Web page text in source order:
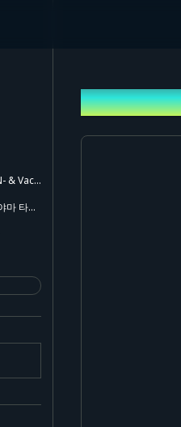
Vack-ON!! -2026 AUTUMN- & Vack-ON!! -Blink side-
완타마 페스☆ ~두근! 이누야마 타마키와 유쾌한 동료들!! 깜짝 노출도 있어~
안내